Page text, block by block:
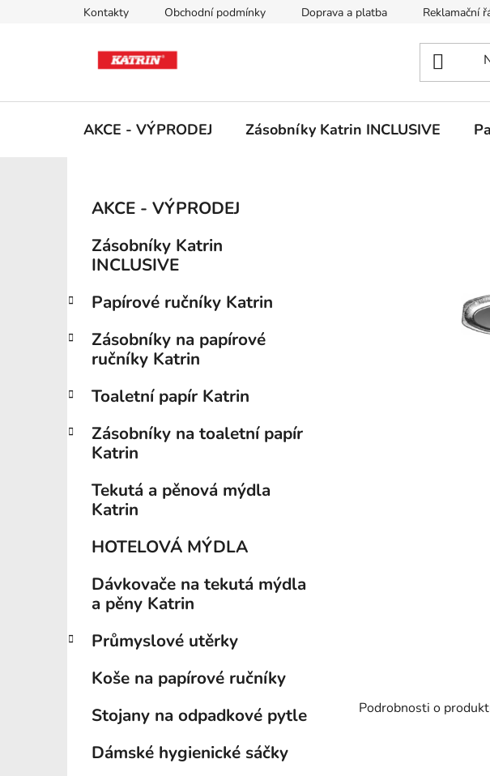
Kontakty Obchodní podmínky Doprava a platba Reklamační
AKCE - VÝPRODEJ Zásobníky Katrin INCLUSIVE
a
n
p
n
Přeskočit
kategorie
r
e
AKCE - VÝPRODEJ
Zásobníky Katrin
INCLUSIVE
Papírové ručníky Katrin
Zásobníky na papírové
ručníky Katrin
Toaletní papír Katrin
Zásobníky na toaletní papír
Katrin
Tekutá a pěnová mýdla
Katrin
HOTELOVÁ MÝDLA
Dávkovače na tekutá mýdla
a pěny Katrin
Průmyslové utěrky
Koše na papírové ručníky
Stojany na odpadkové pytle
Dámské hygienické sáčky
Podrobnosti o